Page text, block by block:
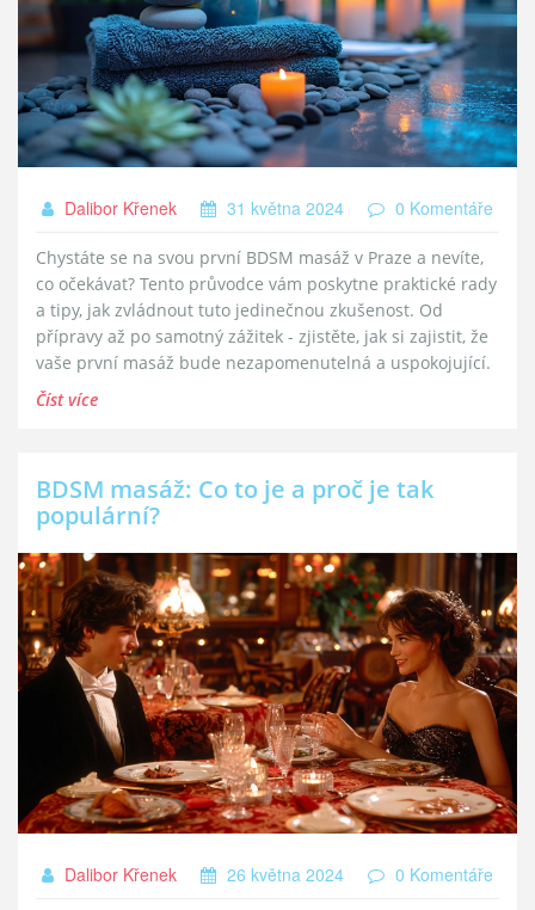
Dalibor Křenek 31 května 2024 0 Komentáře
Chystáte se na svou první BDSM masáž v Praze a nevíte,
co očekávat? Tento průvodce vám poskytne praktické rady
a tipy, jak zvládnout tuto jedinečnou zkušenost. Od
přípravy až po samotný zážitek - zjistěte, jak si zajistit, že
vaše první masáž bude nezapomenutelná a uspokojující.
Číst více
BDSM masáž: Co to je a proč je tak
populární?
Dalibor Křenek 26 května 2024 0 Komentáře